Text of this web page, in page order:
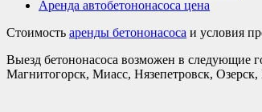
Аренда автобетононасоса цена
Стоимость аренды бетононасоса и условия
Выезд бетононасоса возможен в следующие
Магнитогорск, Миасс, Нязепетровск,